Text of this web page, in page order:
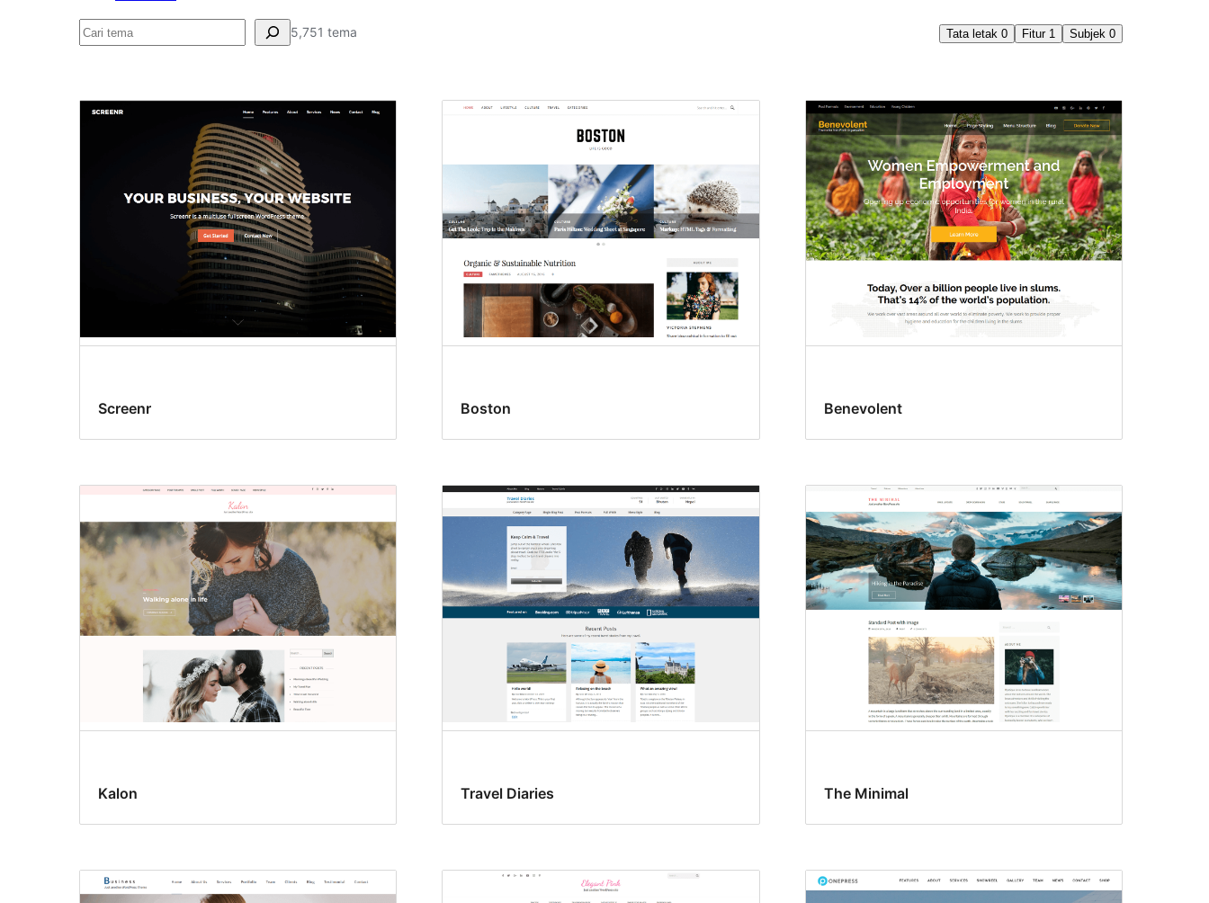
Cari 5,751 tema Tata letak 0 Fitur 1 Subjek 0
Template
Screenr Boston Benevolent
Kalon Travel Diaries The Minimal